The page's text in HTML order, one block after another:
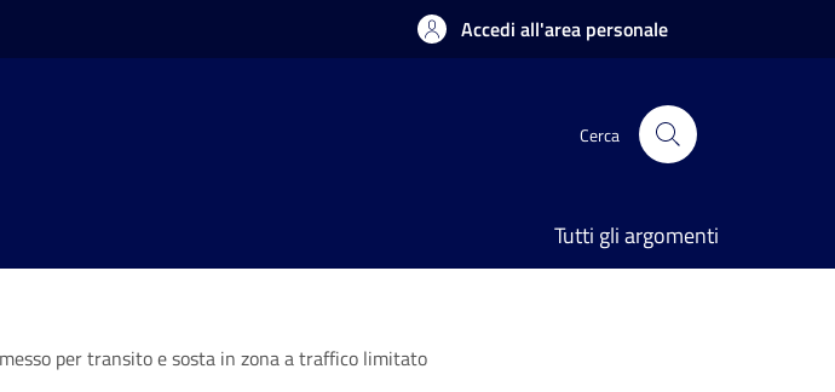
Accedi all'area personale
Cerca
Tutti gli argomenti
per transito e sosta in zona a traffico limitato